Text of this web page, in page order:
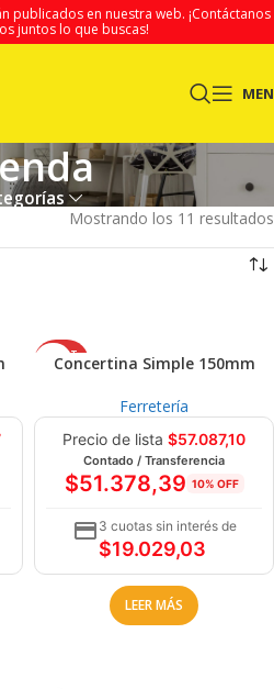
publicados en nuestra web. ¡Contáctanos
juntos lo que buscas!
Mostrando los 11 resultados
AGOT
ADO
Concertina Simple 150mm
Ferretería
Precio de lista $57.087,10
Contado / Transferencia
$51.378,39 10% OFF
3 cuotas sin interés de
$19.029,03
LEER MÁS